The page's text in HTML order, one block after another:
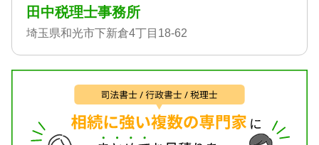
田中税理士事務所
埼玉県和光市下新倉4丁目18-62